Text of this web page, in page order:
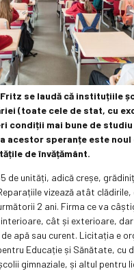
se laudă că instituțiile
(toate cele de stat, cu
condiții mai bune de studiu
acestor speranțe este
de învățământ.
de unități, adică creșe,
vizează atât
2 ani. Firma ce va
cât și exterioare, dar
apă sau curent. Licitația e
Educație și Sănătate, cu
gimnaziale, și altul pentru